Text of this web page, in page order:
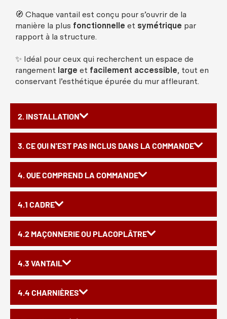
2. INSTALLATION
3. CE QUI N'EST PAS INCLUS DANS LA COMMANDE
4. QUE COMPREND LA COMMANDE
4.1 CADRE
4.2 MAÇONNERIE OU PLACOPLÂTRE
4.3 VANTAIL
4.4 CHARNIÈRES
🧭 Chaque vantail est conçu pour s’ouvrir de la
manière la plus fonctionnelle et symétrique par
rapport à la structure.
✨ Idéal pour ceux qui recherchent un espace de
rangement large et facilement accessible, tout en
conservant l’esthétique épurée du mur affleurant.